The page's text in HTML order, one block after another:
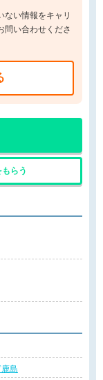
ない情報をキャリ
問い合わせくださ
らう
島